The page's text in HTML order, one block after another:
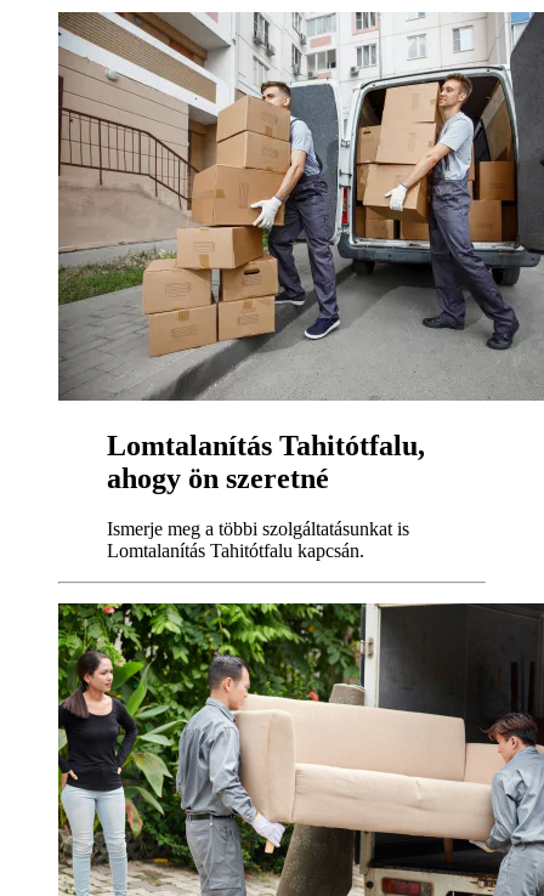
Lomtalanítás Tahitótfalu,
ahogy ön szeretné
Ismerje meg a többi szolgáltatásunkat is
Lomtalanítás Tahitótfalu kapcsán.